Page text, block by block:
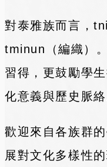
對泰雅族而言，
tminun（編織）
習得，更鼓勵學
化意義與歷史脈絡
歡迎來自各族群
展對文化多樣性的